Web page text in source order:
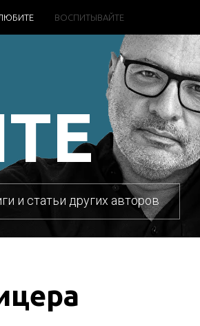
и статьи других авторов
ВОСПИТЫВАЙТЕ